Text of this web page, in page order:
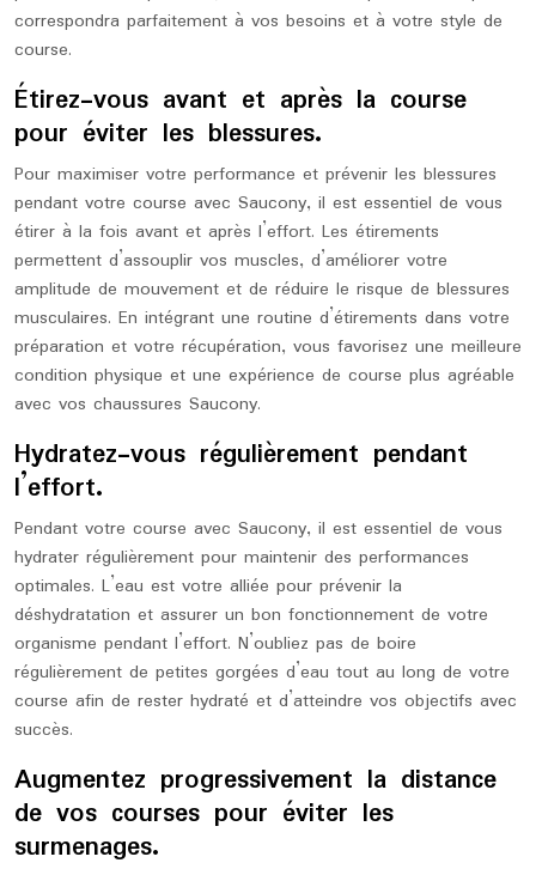
correspondra parfaitement à vos besoins et à votre style de
course.
Étirez-vous avant et après la course
pour éviter les blessures.
Pour maximiser votre performance et prévenir les blessures
pendant votre course avec Saucony, il est essentiel de vous
étirer à la fois avant et après l’effort. Les étirements
permettent d’assouplir vos muscles, d’améliorer votre
amplitude de mouvement et de réduire le risque de blessures
musculaires. En intégrant une routine d’étirements dans votre
préparation et votre récupération, vous favorisez une meilleure
condition physique et une expérience de course plus agréable
avec vos chaussures Saucony.
Hydratez-vous régulièrement pendant
l’effort.
Pendant votre course avec Saucony, il est essentiel de vous
hydrater régulièrement pour maintenir des performances
optimales. L’eau est votre alliée pour prévenir la
déshydratation et assurer un bon fonctionnement de votre
organisme pendant l’effort. N’oubliez pas de boire
régulièrement de petites gorgées d’eau tout au long de votre
course afin de rester hydraté et d’atteindre vos objectifs avec
succès.
Augmentez progressivement la distance
de vos courses pour éviter les
surmenages.